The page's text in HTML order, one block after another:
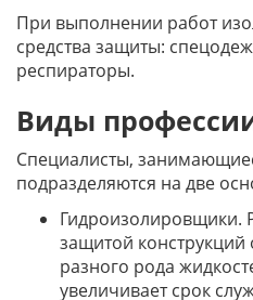
При выполнении работ
средства защиты:
респираторы.
Виды
Специалисты,
подразделяются на две
Гидроизолировщики.
защитой конструкций
разного рода
увеличивает срок